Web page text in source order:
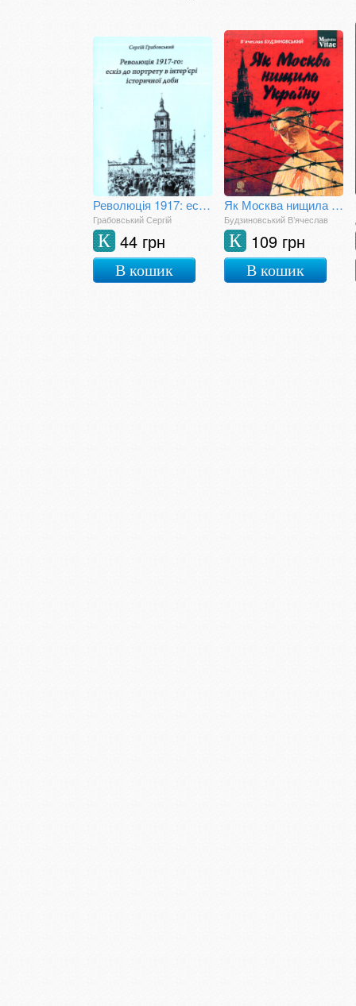
Революція 1917: ескіз до портрету в інтер'єрі історичної доби
Грабовський Сергій
44 грн
К
В кошик
Як Москва нищила Україну
Будзиновський В’ячеслав
109 грн
К
В кошик